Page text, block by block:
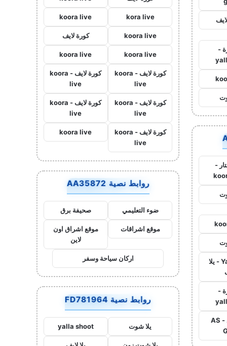
-
-
Yalla Live - يلا
-
اس جول - AS
kora live
koora live
koora live كورة لايف
koora live
koora live
كورة لايف - koora
live
كورة لايف - koora
live
كورة لايف - koora
live
كورة لايف - koora
live
كورة لايف - koora
live
koora live
روابط نصية AA35872
ضوء التعليمي صحيفة برق
موقع اشراقات
موقع اشراق اون
لاين
اركان سياحة وسفر
روابط نصية FD781964
يلا شوت yalla shoot